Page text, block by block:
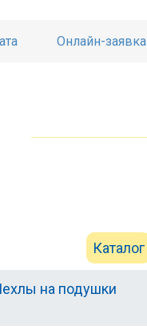
Онлайн-заявка
Каталог
на подушки